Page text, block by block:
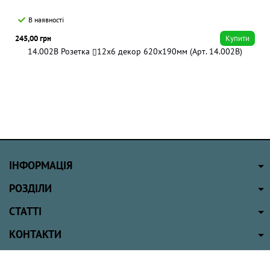
В наявності
245,00 грн Купити
14.002B Розетка ▯12x6 декор 620х190мм (Арт. 14.002B)
ІНФОРМАЦІЯ
РОЗДІЛИ
СТАТТІ
КОНТАКТИ